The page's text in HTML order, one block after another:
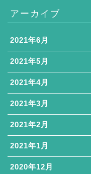
アーカイブ
2021年6月
2021年5月
2021年4月
2021年3月
2021年2月
2021年1月
2020年12月